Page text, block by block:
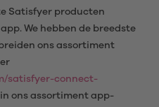
Satisfyer producten
We hebben de breedste
ons assortiment
satisfyer-connect-
ons assortiment app-